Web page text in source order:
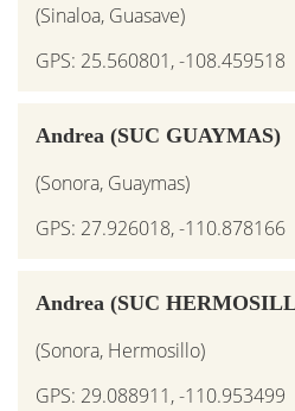
(Sinaloa, Guasave)
GPS: 25.560801, -108.459518
Andrea (SUC GUAYMAS)
(Sonora, Guaymas)
GPS: 27.926018, -110.878166
Andrea (SUC
(Sonora, Hermosillo)
GPS: 29.088911, -110.953499